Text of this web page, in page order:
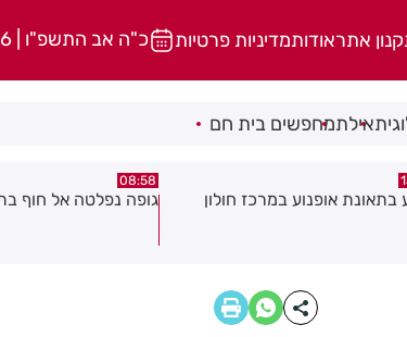
אתראודותמדיניות פרטיות כ"ה אב התשפ"ו | 08.08.2026
אילתמחפשים בית חם
נפלטה אל חוף בת ים
08:29
חשד להצתה בשלושה